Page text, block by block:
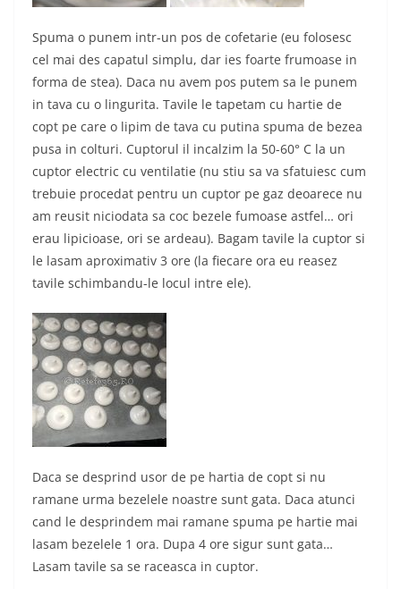
Spuma o punem intr-un pos de cofetarie (eu folosesc
cel mai des capatul simplu, dar ies foarte frumoase in
forma de stea). Daca nu avem pos putem sa le punem
in tava cu o lingurita. Tavile le tapetam cu hartie de
copt pe care o lipim de tava cu putina spuma de bezea
pusa in colturi. Cuptorul il incalzim la 50-60° C la un
cuptor electric cu ventilatie (nu stiu sa va sfatuiesc cum
trebuie procedat pentru un cuptor pe gaz deoarece nu
am reusit niciodata sa coc bezele fumoase astfel… ori
erau lipicioase, ori se ardeau). Bagam tavile la cuptor si
le lasam aproximativ 3 ore (la fiecare ora eu reasez
tavile schimbandu-le locul intre ele).
Daca se desprind usor de pe hartia de copt si nu
ramane urma bezelele noastre sunt gata. Daca atunci
cand le desprindem mai ramane spuma pe hartie mai
lasam bezelele 1 ora. Dupa 4 ore sigur sunt gata…
Lasam tavile sa se raceasca in cuptor.